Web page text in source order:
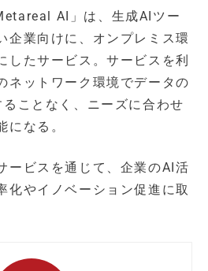
AI」は、生成AIツー
企業向けに、オンプレミス環
したサービス。サービスを利
ネットワーク環境でデータの
ことなく、ニーズに合わせ
になる。
ービスを通じて、企業のAI活
化やイノベーション促進に取